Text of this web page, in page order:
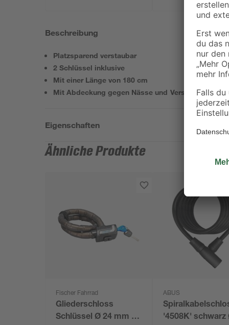
Beschreibung
Platzsparend verstaubar
2 Schlüssel inklusive
Mit einer Länge von 180 cm
Mit Abdeckung gegen Nässe und Verschmutzung
Eigenschaften
Ähnliche Produkte
Fischer Fahrrad
Gliederschloss
Schlüssel Ø 24 mm x
ABUS
'4508K' schwarz